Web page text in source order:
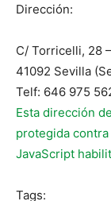
Dirección:
C/ Torricelli, 28
41092 Sevilla
Telf: 646 975
Esta dirección
protegida
JavaScript
Tags: